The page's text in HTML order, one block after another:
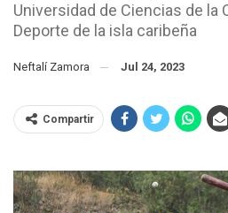
Universidad de Ciencias de la
Deporte de la isla caribeña
Neftalí Zamora Jul 24, 2023
Compartir